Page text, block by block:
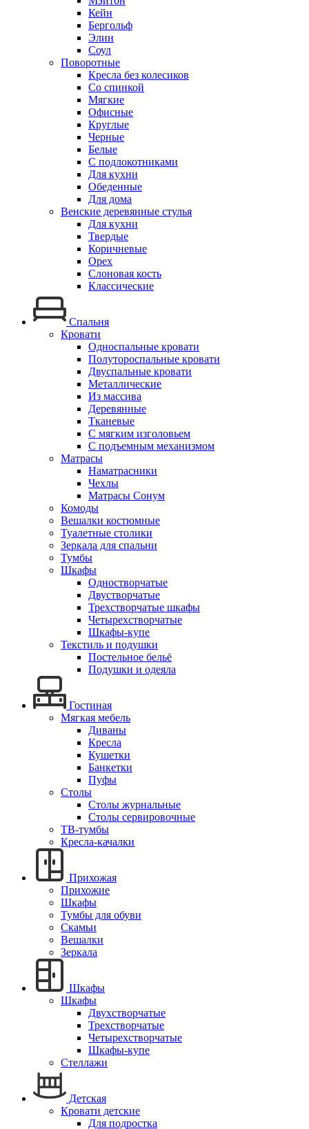
Кейн
Бергольф
Элин
Соул
Поворотные
Кресла без колесиков
Со спинкой
Мягкие
Офисные
Круглые
Черные
Белые
С подлокотниками
Для кухни
Обеденные
Для дома
Венские деревянные стулья
Для кухни
Твердые
Коричневые
Орех
Слоновая кость
Классические
Спальня
Кровати
Односпальные кровати
Полутороспальные кровати
Двуспальные кровати
Металлические
Из массива
Деревянные
Тканевые
С мягким изголовьем
С подъемным механизмом
Матрасы
Наматрасники
Чехлы
Матрасы Сонум
Комоды
Вешалки костюмные
Туалетные столики
Зеркала для спальни
Тумбы
Шкафы
Одностворчатые
Двустворчатые
Трехстворчатые шкафы
Четырехстворчатые
Шкафы-купе
Текстиль и подушки
Постельное бельё
Подушки и одеяла
Гостиная
Мягкая мебель
Диваны
Кресла
Кушетки
Банкетки
Пуфы
Столы
Столы журнальные
Столы сервировочные
ТВ-тумбы
Кресла-качалки
Прихожая
Прихожие
Шкафы
Тумбы для обуви
Скамьи
Вешалки
Зеркала
Шкафы
Шкафы
Двухстворчатые
Трехстворчатые
Четырехстворчатые
Шкафы-купе
Стеллажи
Детская
Кровати детские
Для подростка